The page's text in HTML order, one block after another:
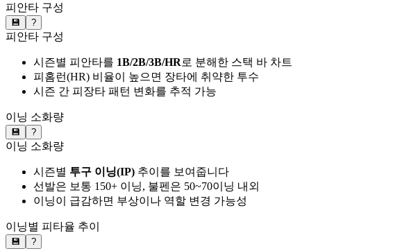
피안타 구성
💾 ?
피안타 구성
시즌별 피안타를 1B/2B/3B/HR로 분해한 스택 바 차트
피홈런(HR) 비율이 높으면 장타에 취약한 투수
시즌 간 피장타 패턴 변화를 추적 가능
이닝 소화량
💾 ?
이닝 소화량
시즌별 투구 이닝(IP) 추이를 보여줍니다
선발은 보통 150+ 이닝, 불펜은 50~70이닝 내외
이닝이 급감하면 부상이나 역할 변경 가능성
이닝별 피타율 추이
💾 ?